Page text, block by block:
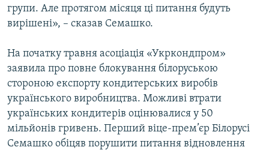
групи. Але протягом місяця ці питання будуть
вирішені», – сказав Семашко.
На початку травня асоціація «Укркондпром»
заявила про повне блокування білоруською
стороною експорту кондитерських виробів
українського виробництва. Можливі втрати
українських кондитерів оцінювалися у 50
мільйонів гривень. Перший віце-прем’єр Білорусі
Семашко обіцяв порушити питання відновлення